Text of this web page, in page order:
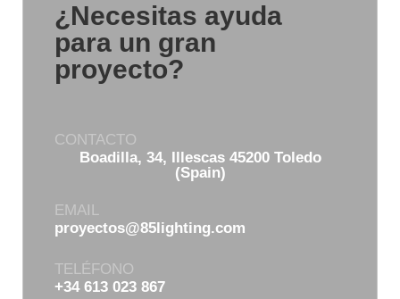
¿Necesitas ayuda
para un gran
proyecto?
CONTACTO
Boadilla, 34, Illescas 45200 Toledo
(Spain)
EMAIL
proyectos@85lighting.com
TELÉFONO
+34 613 023 867